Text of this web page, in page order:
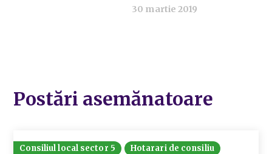
30 martie 2019
Postări asemănatoare
Consiliul local sector 5
Hotarari de consiliu